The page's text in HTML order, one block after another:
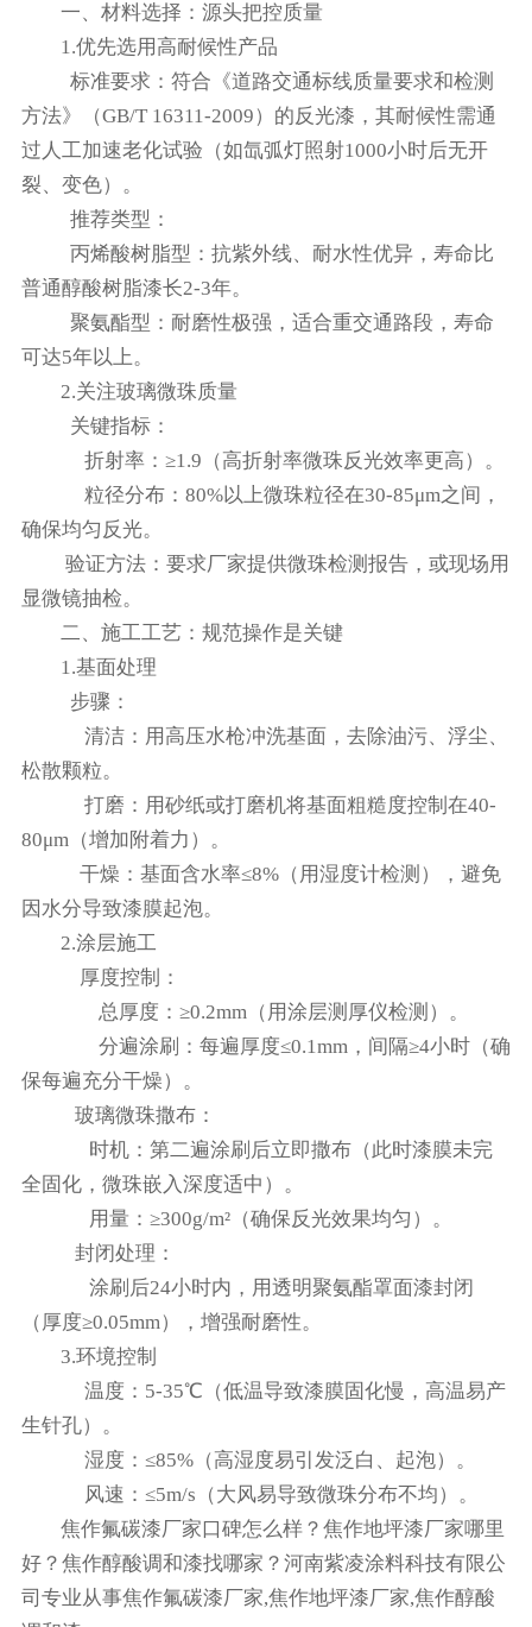
一、材料选择：源头把控质量‌
‌1.优先选用高耐候性产品‌
‌ 标准要求‌：符合《道路交通标线质量要求和检测
方法》（GB/T 16311-2009）的反光漆，其耐候性需通
过‌人工加速老化试验‌（如氙弧灯照射1000小时后无开
裂、变色）。
‌推荐类型‌：
‌丙烯酸树脂型‌：抗紫外线、耐水性优异，寿命比
普通醇酸树脂漆长2-3年。
‌聚氨酯型‌：耐磨性极强，适合重交通路段，寿命
可达5年以上。
2.关注玻璃微珠质量‌
关键指标‌：
‌ 折射率‌：≥1.9（高折射率微珠反光效率更高）。
‌ 粒径分布‌：80%以上微珠粒径在30-85μm之间，
确保均匀反光。
‌ 验证方法‌：要求厂家提供微珠检测报告，或现场用
显微镜抽检。
‌二、施工工艺：规范操作是关键‌
1.‌基面处理‌
‌ 步骤‌：
‌ 清洁‌：用高压水枪冲洗基面，去除油污、浮尘、
松散颗粒。
‌ 打磨‌：用砂纸或打磨机将基面粗糙度控制在40-
80μm（增加附着力）。
‌ 干燥‌：基面含水率≤8%（用湿度计检测），避免
因水分导致漆膜起泡。
‌2.‌涂层施工‌
厚度控制‌：
‌ 总厚度‌：≥0.2mm（用涂层测厚仪检测）。
‌ 分遍涂刷‌：每遍厚度≤0.1mm，间隔≥4小时（确
保每遍充分干燥）。
‌ 玻璃微珠撒布‌：
‌时机‌：第二遍涂刷后立即撒布（此时漆膜未完
全固化，微珠嵌入深度适中）。
‌ 用量‌：≥300g/m²（确保反光效果均匀）。
‌封闭处理‌：
涂刷后24小时内，用透明聚氨酯罩面漆封闭
（厚度≥0.05mm），增强耐磨性。
3.‌环境控制‌
‌ 温度‌：5-35℃（低温导致漆膜固化慢，高温易产
生针孔）。
‌ 湿度‌：≤85%（高湿度易引发泛白、起泡）。
‌风速‌：≤5m/s（大风易导致微珠分布不均）。
焦作氟碳漆厂家口碑怎么样？焦作地坪漆厂家哪里
好？焦作醇酸调和漆找哪家？河南紫凌涂料科技有限公
司专业从事焦作氟碳漆厂家,焦作地坪漆厂家,焦作醇酸